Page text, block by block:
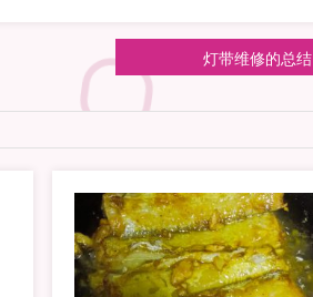
灯带维修的总结